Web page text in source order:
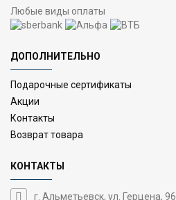
Любые виды оплаты
ДОПОЛНИТЕЛЬНО
Подарочные сертификаты
Акции
Контакты
Возврат товара
КОНТАКТЫ
г. Альметьевск, ул. Герцена, 96